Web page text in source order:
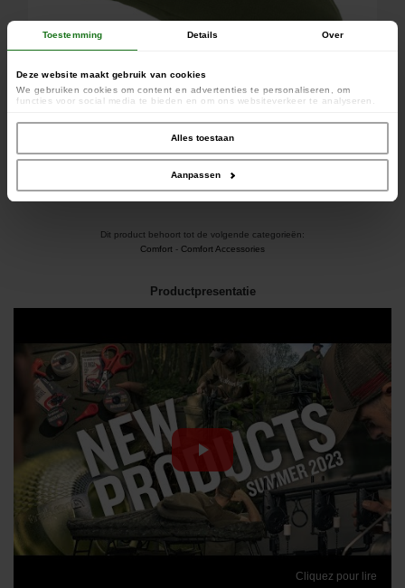
Toestemming Details Over
Deze website maakt gebruik van cookies
We gebruiken cookies om content en advertenties te personaliseren, om
functies voor social media te bieden en om ons websiteverkeer te analyseren.
social media, adverteren en analyse. Deze partners kunnen deze gegevens
combineren met andere informatie die u aan ze heeft verstrekt of die ze hebben
verzameld op basis van uw gebruik van hun services.
Alles toestaan
Aanpassen
Dit product behoort tot de volgende categorieën:
Comfort - Comfort Accessories
Productpresentatie
Cliquez pour lire